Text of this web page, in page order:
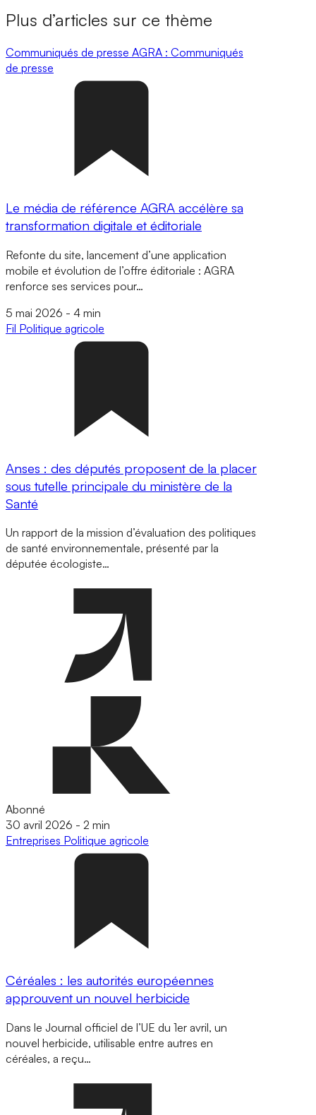
Plus d’articles sur ce thème
Communiqués de presse AGRA : Communiqués
de presse
Le média de référence AGRA accélère sa
transformation digitale et éditoriale
Refonte du site, lancement d’une application
mobile et évolution de l’offre éditoriale : AGRA
renforce ses services pour…
5 mai 2026 - 4 min
Fil Politique agricole
Anses : des députés proposent de la placer
sous tutelle principale du ministère de la
Santé
Un rapport de la mission d’évaluation des politiques
de santé environnementale, présenté par la
députée écologiste…
Abonné
30 avril 2026 - 2 min
Entreprises Politique agricole
Céréales : les autorités européennes
approuvent un nouvel herbicide
Dans le Journal officiel de l’UE du 1er avril, un
nouvel herbicide, utilisable entre autres en
céréales, a reçu…